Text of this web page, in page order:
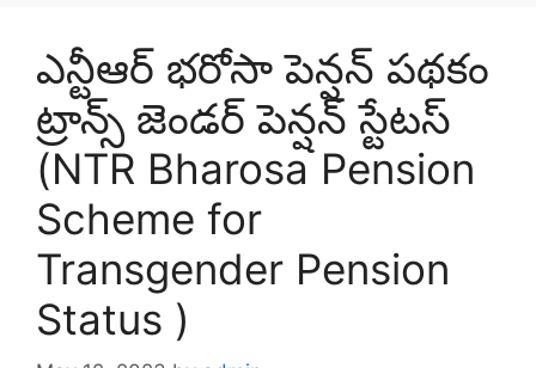
ఎన్టీఆర్ భరోసా పెన్షన్ పథకం
ట్రాన్స్ జెండర్ పెన్షన్ స్టేటస్
(NTR Bharosa Pension
Scheme for
Transgender Pension
Status )